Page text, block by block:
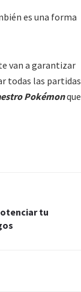
es una forma
van a garantizar
todas las partidas
Pokémonque
tu